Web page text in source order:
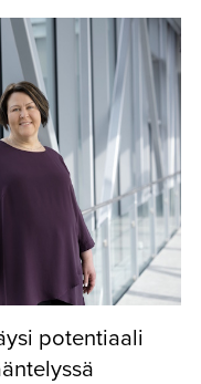
potentiaali